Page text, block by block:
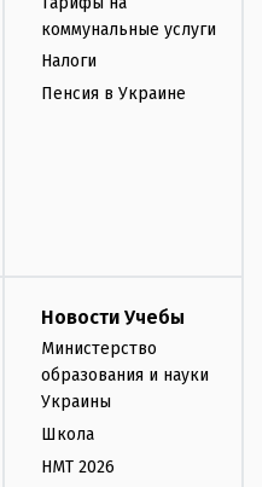
коммунальные услуги
Налоги
Пенсия в Украине
Новости Учебы
Министерство
образования и науки
Украины
Школа
НМТ 2026